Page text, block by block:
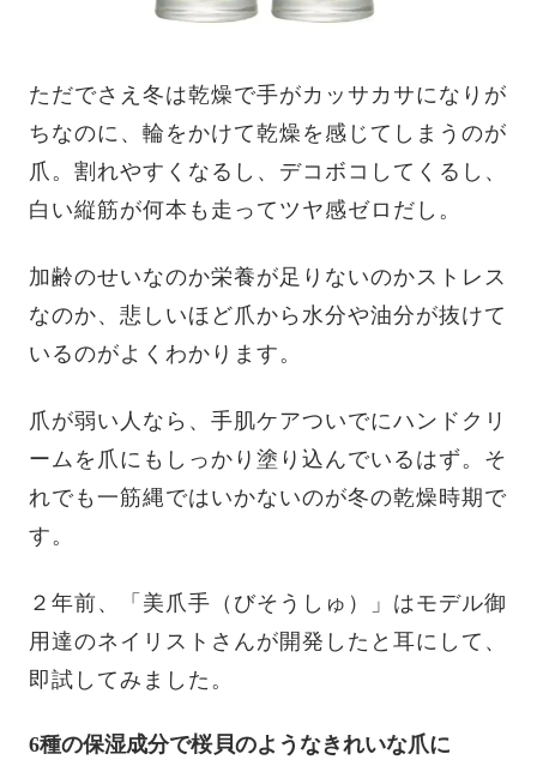
ただでさえ冬は乾燥で手がカッサカサになりが
ちなのに、輪をかけて乾燥を感じてしまうのが
爪。割れやすくなるし、デコボコしてくるし、
白い縦筋が何本も走ってツヤ感ゼロだし。
加齢のせいなのか栄養が足りないのかストレス
なのか、悲しいほど爪から水分や油分が抜けて
いるのがよくわかります。
爪が弱い人なら、手肌ケアついでにハンドクリ
ームを爪にもしっかり塗り込んでいるはず。そ
れでも一筋縄ではいかないのが冬の乾燥時期で
す。
２年前、「美爪手（びそうしゅ）」はモデル御
用達のネイリストさんが開発したと耳にして、
即試してみました。
6種の保湿成分で桜貝のようなきれいな爪に